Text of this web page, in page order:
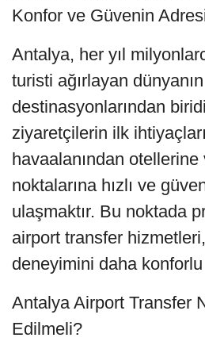
Konfor ve Güvenin
Antalya, her yıl
turisti ağırlayan
destinasyonlarından
ziyaretçilerin ilk
havaalanından
noktalarına hızlı ve
ulaşmaktır. Bu noktada
airport transfer
deneyimini daha
Antalya Airport Transfer
Edilmeli?